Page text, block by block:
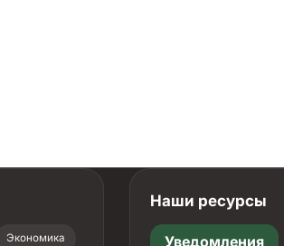
Экономика
Наши ресурсы
Уведомления